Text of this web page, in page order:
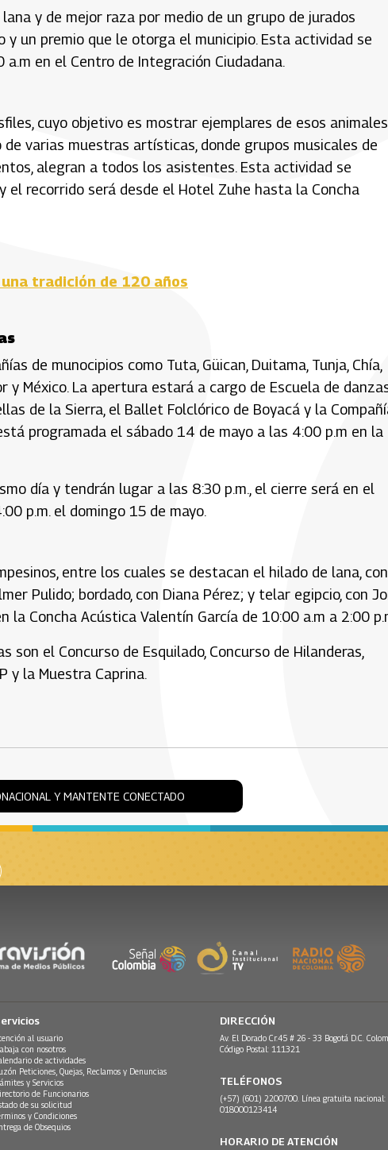
y de mejor raza por medio de un grupo de jurados
un premio que le otorga el municipio. Esta actividad se
en el Centro de Integración Ciudadana.
cuyo objetivo es mostrar ejemplares de esos animales
varias muestras artísticas, donde grupos musicales de
alegran a todos los asistentes. Esta actividad se
el recorrido será desde el Hotel Zuhe hasta la Concha
tradición de 120 años
de munocipios como Tuta, Güican, Duitama, Tunja, Chía,
y México. La apertura estará a cargo de Escuela de
de la Sierra, el Ballet Folclórico de Boyacá y la
programada el sábado 14 de mayo a las 4:00 p.m en la
día y tendrán lugar a las 8:30 p.m., el cierre será en el
p.m. el domingo 15 de mayo.
entre los cuales se destacan el hilado de lana, con
Pulido; bordado, con Diana Pérez; y telar egipcio, con
Concha Acústica Valentín García de 10:00 a.m a 2:00
el Concurso de Esquilado, Concurso de Hilanderas,
y la Muestra Caprina.
Y MANTENTE CONECTADO
al usuario
con nosotros
de actividades
Peticiones, Quejas, Reclamos y Denuncias
y Servicios
de Funcionarios
de su solicitud
y Condiciones
de Obsequios
DIRECCIÓN
Av. El Dorado Cr.45 # 26 - 33 Bogotá D.C.
Código Postal: 111321
TELÉFONOS
(+57) (601) 2200700. Línea gratuita nacional:
018000123414
HORARIO DE ATENCIÓN